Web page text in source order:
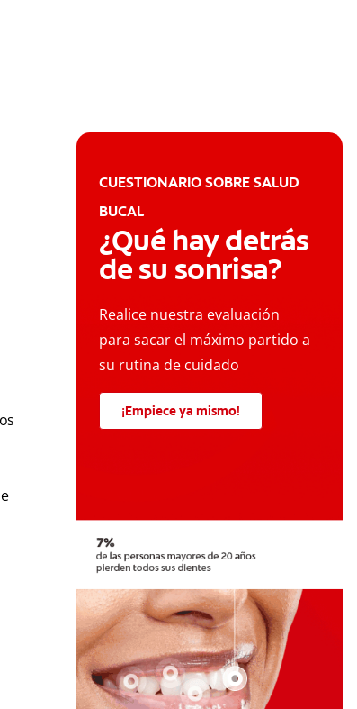
CUESTIONARIO SOBRE SALUD
BUCAL
¿Qué hay detrás
de su sonrisa?
Realice nuestra evaluación
para sacar el máximo partido a
su rutina de cuidado
¡Empiece ya mismo!